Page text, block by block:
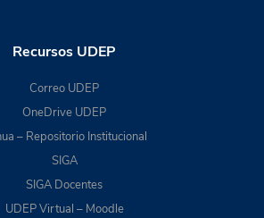
Recursos UDEP
Correo UDEP
OneDrive UDEP
– Repositorio Institucional
SIGA
SIGA Docentes
UDEP Virtual – Moodle